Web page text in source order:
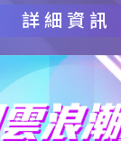
詳細資訊